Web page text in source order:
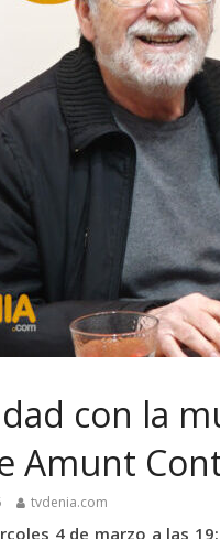
con la
Amunt
tvdenia.com
4 de marzo a las